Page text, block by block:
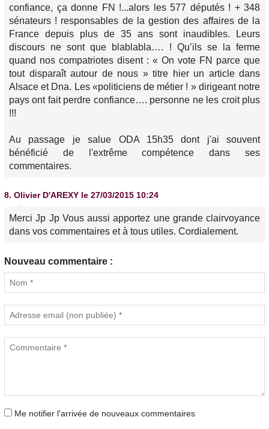
confiance, ça donne FN !...alors les 577 députés ! + 348
sénateurs ! responsables de la gestion des affaires de la
France depuis plus de 35 ans sont inaudibles. Leurs
discours ne sont que blablabla…. ! Qu’ils se la ferme
quand nos compatriotes disent : « On vote FN parce que
tout disparaît autour de nous » titre hier un article dans
Alsace et Dna. Les «politiciens de métier ! » dirigeant notre
pays ont fait perdre confiance…. personne ne les croit plus
!!!
Au passage je salue ODA 15h35 dont j'ai souvent
bénéficié de l'extrême compétence dans ses
commentaires.
8. Olivier D'AREXY le 27/03/2015 10:24
Merci Jp Jp Vous aussi apportez une grande clairvoyance
dans vos commentaires et à tous utiles. Cordialement.
Nouveau commentaire :
Me notifier l'arrivée de nouveaux commentaires